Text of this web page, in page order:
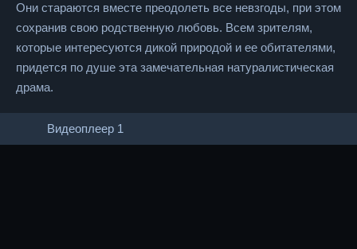
Они стараются вместе преодолеть все невзгоды, при этом
сохранив свою родственную любовь. Всем зрителям,
которые интересуются дикой природой и ее обитателями,
придется по душе эта замечательная натуралистическая
драма.
Видеоплеер 1